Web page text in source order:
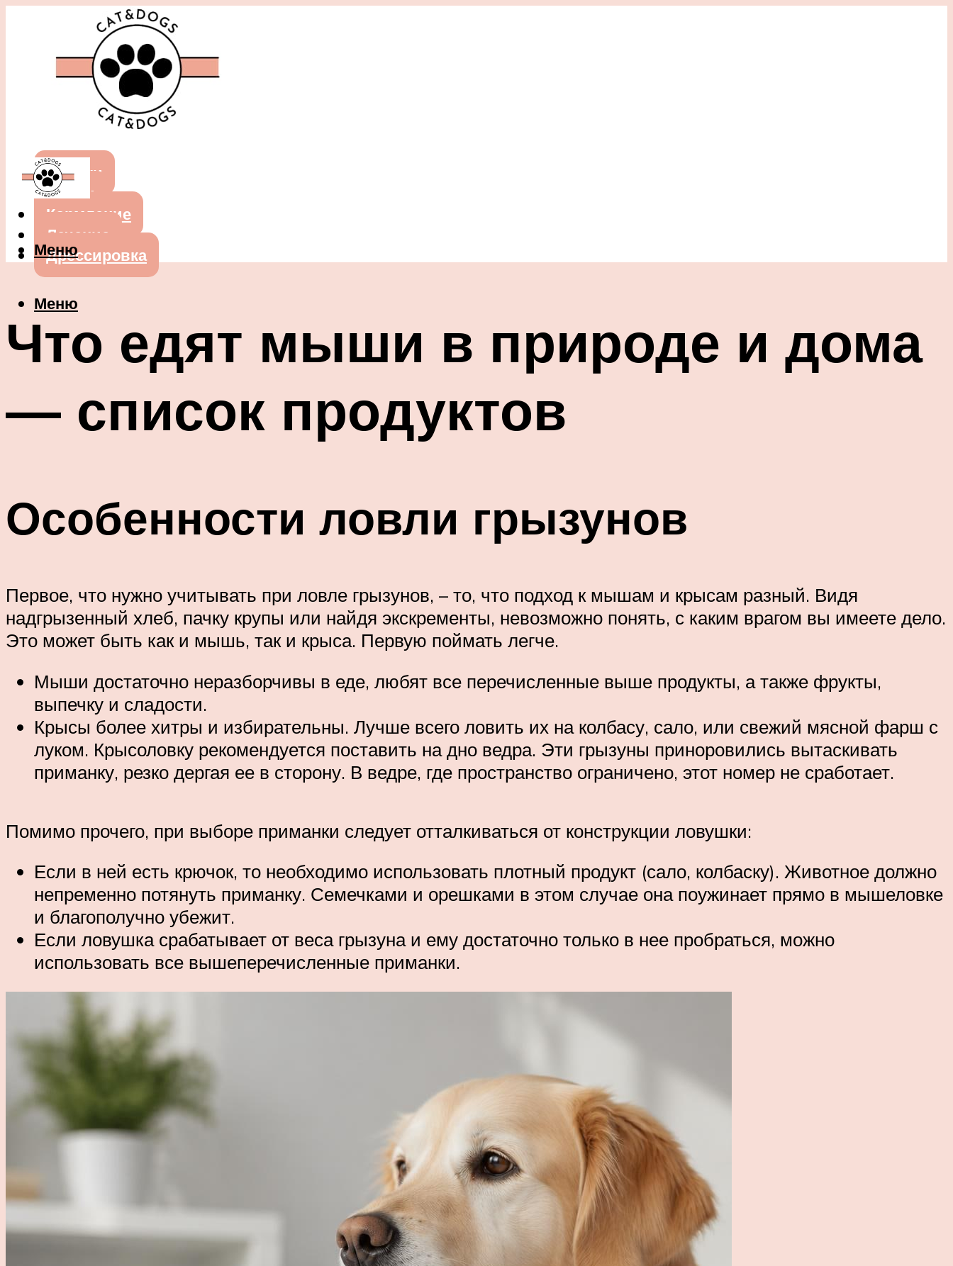
Собаки
Кошки
Кормление
Лечение
Дрессировка
Меню
Меню
Что едят мыши в природе и дома
— список продуктов
Особенности ловли грызунов
Первое, что нужно учитывать при ловле грызунов, – то, что подход к мышам и крысам разный. Видя
надгрызенный хлеб, пачку крупы или найдя экскременты, невозможно понять, с каким врагом вы имеете дело.
Это может быть как и мышь, так и крыса. Первую поймать легче.
Мыши достаточно неразборчивы в еде, любят все перечисленные выше продукты, а также фрукты,
выпечку и сладости.
Крысы более хитры и избирательны. Лучше всего ловить их на колбасу, сало, или свежий мясной фарш с
луком. Крысоловку рекомендуется поставить на дно ведра. Эти грызуны приноровились вытаскивать
приманку, резко дергая ее в сторону. В ведре, где пространство ограничено, этот номер не сработает.
Помимо прочего, при выборе приманки следует отталкиваться от конструкции ловушки:
Если в ней есть крючок, то необходимо использовать плотный продукт (сало, колбаску). Животное должно
непременно потянуть приманку. Семечками и орешками в этом случае она поужинает прямо в мышеловке
и благополучно убежит.
Если ловушка срабатывает от веса грызуна и ему достаточно только в нее пробраться, можно
использовать все вышеперечисленные приманки.